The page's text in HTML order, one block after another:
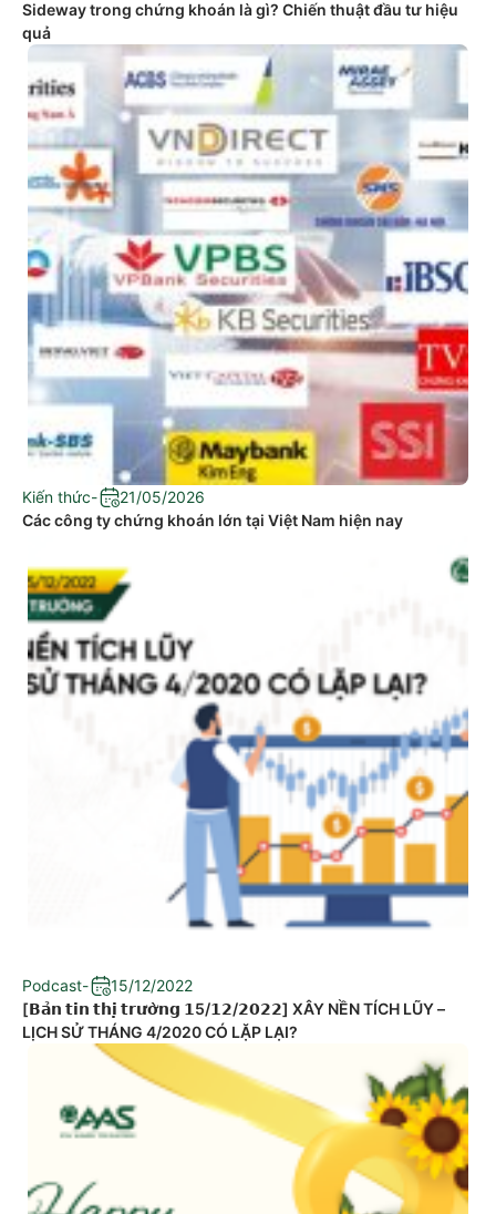
Sideway trong chứng khoán là gì? Chiến thuật đầu tư hiệu
quả
Kiến thức-
21/05/2026
Các công ty chứng khoán lớn tại Việt Nam hiện nay
Podcast-
15/12/2022
[𝗕𝗮̉𝗻 𝘁𝗶𝗻 𝘁𝗵𝗶̣ 𝘁𝗿𝘂̛𝗼̛̀𝗻𝗴 𝟭5/𝟭𝟮/𝟮𝟬𝟮𝟮] XÂY NỀN TÍCH LŨY –
LỊCH SỬ THÁNG 4/2020 CÓ LẶP LẠI?